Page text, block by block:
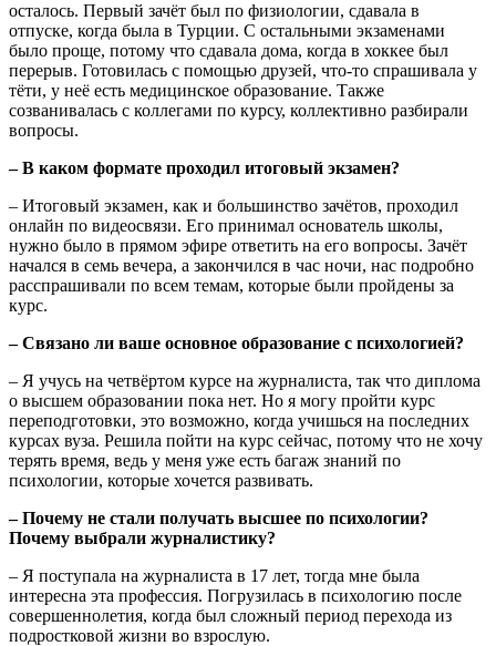
осталось. Первый зачёт был по физиологии, сдавала в
отпуске, когда была в Турции. С остальными экзаменами
было проще, потому что сдавала дома, когда в хоккее был
перерыв. Готовилась с помощью друзей, что-то спрашивала у
тёти, у неё есть медицинское образование. Также
созванивалась с коллегами по курсу, коллективно разбирали
вопросы.
– В каком формате проходил итоговый экзамен?
– Итоговый экзамен, как и большинство зачётов, проходил
онлайн по видеосвязи. Его принимал основатель школы,
нужно было в прямом эфире ответить на его вопросы. Зачёт
начался в семь вечера, а закончился в час ночи, нас подробно
расспрашивали по всем темам, которые были пройдены за
курс.
– Связано ли ваше основное образование с психологией?
– Я учусь на четвёртом курсе на журналиста, так что диплома
о высшем образовании пока нет. Но я могу пройти курс
переподготовки, это возможно, когда учишься на последних
курсах вуза. Решила пойти на курс сейчас, потому что не хочу
терять время, ведь у меня уже есть багаж знаний по
психологии, которые хочется развивать.
– Почему не стали получать высшее по психологии?
Почему выбрали журналистику?
– Я поступала на журналиста в 17 лет, тогда мне была
интересна эта профессия. Погрузилась в психологию после
совершеннолетия, когда был сложный период перехода из
подростковой жизни во взрослую.